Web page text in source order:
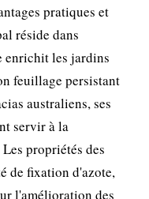
pratiques et
réside dans
enrichit les jardins
feuillage persistant
australiens, ses
servir à la
propriétés des
de fixation d'azote,
l'amélioration des